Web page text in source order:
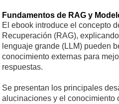
Fundamentos de RAG y
El ebook introduce el concepto
Recuperación (RAG),
lenguaje grande (LLM) pueden
conocimiento externas para
respuestas.
Se presentan los principales
alucinaciones y el conocimiento